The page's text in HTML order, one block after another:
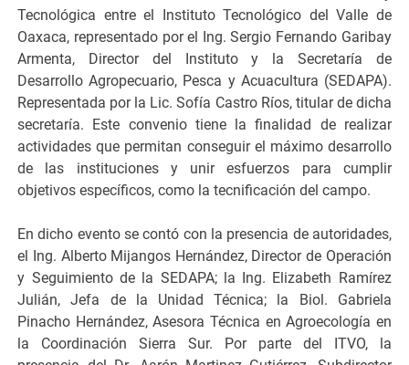
Tecnológica entre el Instituto Tecnológico del Valle de
Oaxaca, representado por el Ing. Sergio Fernando Garibay
Armenta, Director del Instituto y la Secretaría de
Desarrollo Agropecuario, Pesca y Acuacultura (SEDAPA).
Representada por la Lic. Sofía Castro Ríos, titular de dicha
secretaría. Este convenio tiene la finalidad de realizar
actividades que permitan conseguir el máximo desarrollo
de las instituciones y unir esfuerzos para cumplir
objetivos específicos, como la tecnificación del campo.
En dicho evento se contó con la presencia de autoridades,
el Ing. Alberto Mijangos Hernández, Director de Operación
y Seguimiento de la SEDAPA; la Ing. Elizabeth Ramírez
Julián, Jefa de la Unidad Técnica; la Biol. Gabriela
Pinacho Hernández, Asesora Técnica en Agroecología en
la Coordinación Sierra Sur. Por parte del ITVO, la